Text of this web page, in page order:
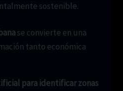
sostenible.
se convierte en una
tanto económica
para identificar zonas